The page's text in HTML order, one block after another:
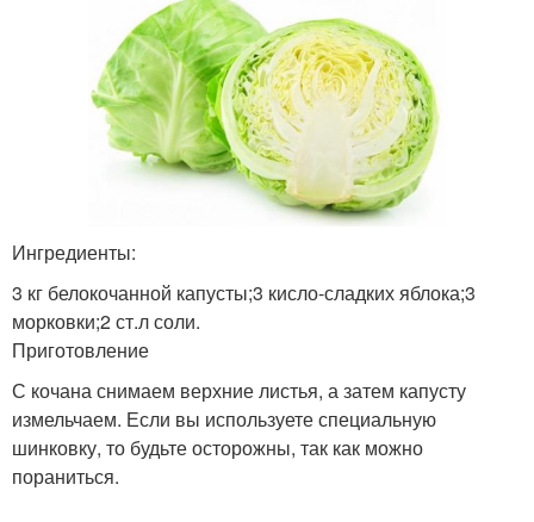
Ингредиенты:
3 кг белокочанной капусты;3 кисло-сладких яблока;3
морковки;2 ст.л соли.
Приготовление
С кочана снимаем верхние листья, а затем капусту
измельчаем. Если вы используете специальную
шинковку, то будьте осторожны, так как можно
пораниться.